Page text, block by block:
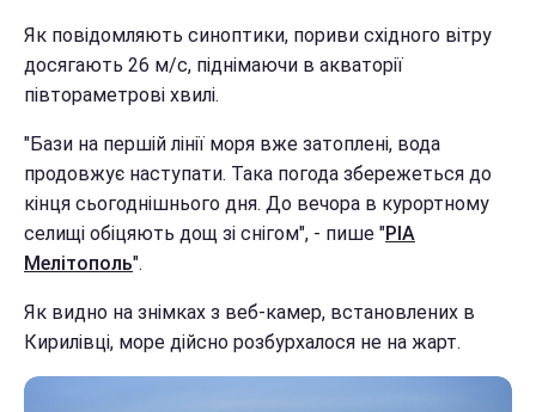
Як повідомляють синоптики, пориви східного вітру
досягають 26 м/с, піднімаючи в акваторії
півтораметрові хвилі.
"Бази на першій лінії моря вже затоплені, вода
продовжує наступати. Така погода збережеться до
кінця сьогоднішнього дня. До вечора в курортному
селищі обіцяють дощ зі снігом", - пише "РІА
Мелітополь".
Як видно на знімках з веб-камер, встановлених в
Кирилівці, море дійсно розбурхалося не на жарт.